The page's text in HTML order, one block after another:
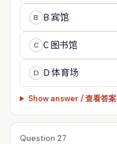
B B 宾馆
C C 图书馆
D D 体育场
Show answer / 查看答案
Question 27